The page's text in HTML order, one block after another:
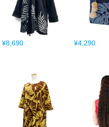
¥8,690 ¥4,290